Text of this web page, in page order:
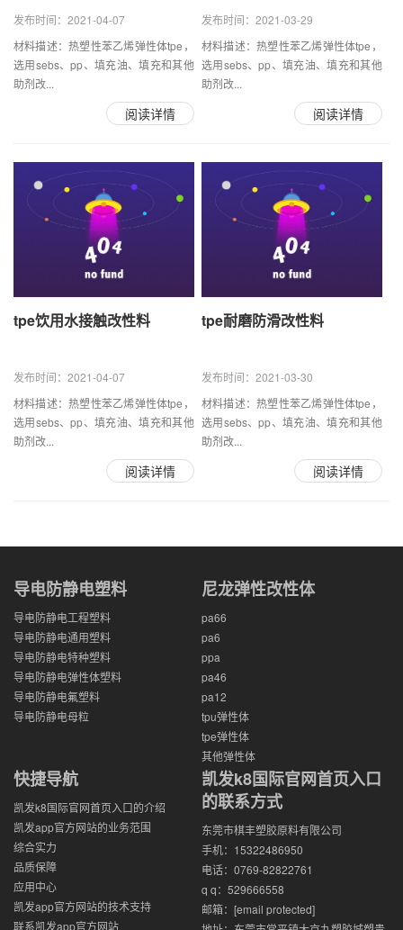
发布时间：2021-04-07
材料描述：热塑性苯乙烯弹性体tpe，
选用sebs、pp、填充油、填充和其他
助剂改...
阅读详情
发布时间：2021-03-29
材料描述：热塑性苯乙烯弹性体tpe，
选用sebs、pp、填充油、填充和其他
助剂改...
阅读详情
tpe饮用水接触改性料
发布时间：2021-04-07
材料描述：热塑性苯乙烯弹性体tpe，
选用sebs、pp、填充油、填充和其他
助剂改...
阅读详情
tpe耐磨防滑改性料
发布时间：2021-03-30
材料描述：热塑性苯乙烯弹性体tpe，
选用sebs、pp、填充油、填充和其他
助剂改...
阅读详情
导电防静电塑料
导电防静电工程塑料
导电防静电通用塑料
导电防静电特种塑料
导电防静电弹性体塑料
导电防静电氟塑料
导电防静电母粒
尼龙弹性改性体
pa66
pa6
ppa
pa46
pa12
tpu弹性体
tpe弹性体
其他弹性体
快捷导航
凯发k8国际官网首页入口的介绍
凯发app官方网站的业务范围
综合实力
品质保障
应用中心
凯发app官方网站的技术支持
联系凯发app官方网站
凯发k8国际官网首页入口
的联系方式
东莞市棋丰塑胶原料有限公司
手机：15322486950
电话：0769-82822761
q q：529666558
邮箱： [email protected]